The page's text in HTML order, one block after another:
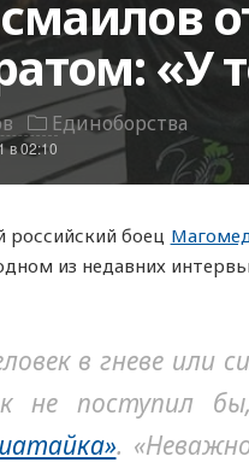
«У
Единоборства
в 02:10
российский боец
из недавних
в гневе или
не поступил
.